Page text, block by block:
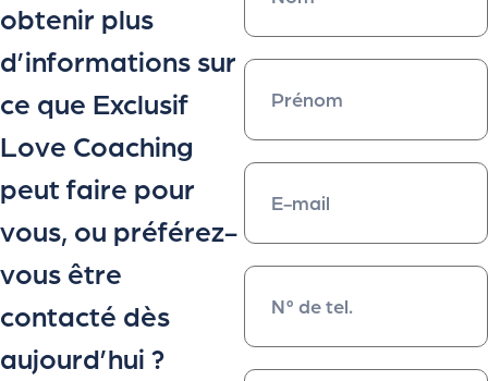
obtenir plus
d’informations sur
ce que Exclusif
Love Coaching
peut faire pour
vous, ou préférez-
vous être
contacté dès
aujourd’hui ?